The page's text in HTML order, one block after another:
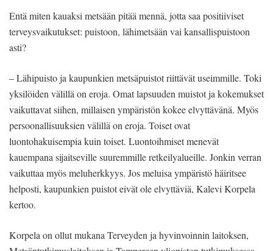
Entä miten kauaksi metsään pitää mennä, jotta saa positiiviset
terveysvaikutukset: puistoon, lähimetsään vai kansallispuistoon
asti?
– Lähipuisto ja kaupunkien metsäpuistot riittävät useimmille. Toki
yksilöiden välillä on eroja. Omat lapsuuden muistot ja kokemukset
vaikuttavat siihen, millaisen ympäristön kokee elvyttävänä. Myös
persoonallisuuksien välillä on eroja. Toiset ovat
luontohakuisempia kuin toiset. Luontoihmiset menevät
kauempana sijaitseville suuremmille retkeilyalueille. Jonkin verran
vaikuttaa myös meluherkkyys. Jos meluisa ympäristö häiritsee
helposti, kaupunkien puistot eivät ole elvyttäviä, Kalevi Korpela
kertoo.
Korpela on ollut mukana Terveyden ja hyvinvoinnin laitoksen,